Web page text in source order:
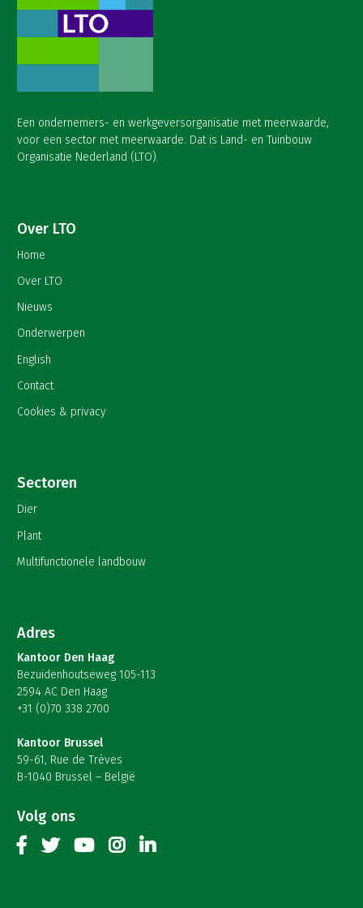
Een ondernemers- en werkgeversorganisatie met meerwaarde,
voor een sector met meerwaarde. Dat is Land- en Tuinbouw
Organisatie Nederland (LTO).
Over LTO
Home
Over LTO
Nieuws
Onderwerpen
English
Contact
Cookies & privacy
Sectoren
Dier
Plant
Multifunctionele landbouw
Adres
Kantoor Den Haag
Bezuidenhoutseweg 105-113
2594 AC Den Haag
+31 (0)70 338 2700
Kantoor Brussel
59-61, Rue de Trèves
B-1040 Brussel – België
Volg ons